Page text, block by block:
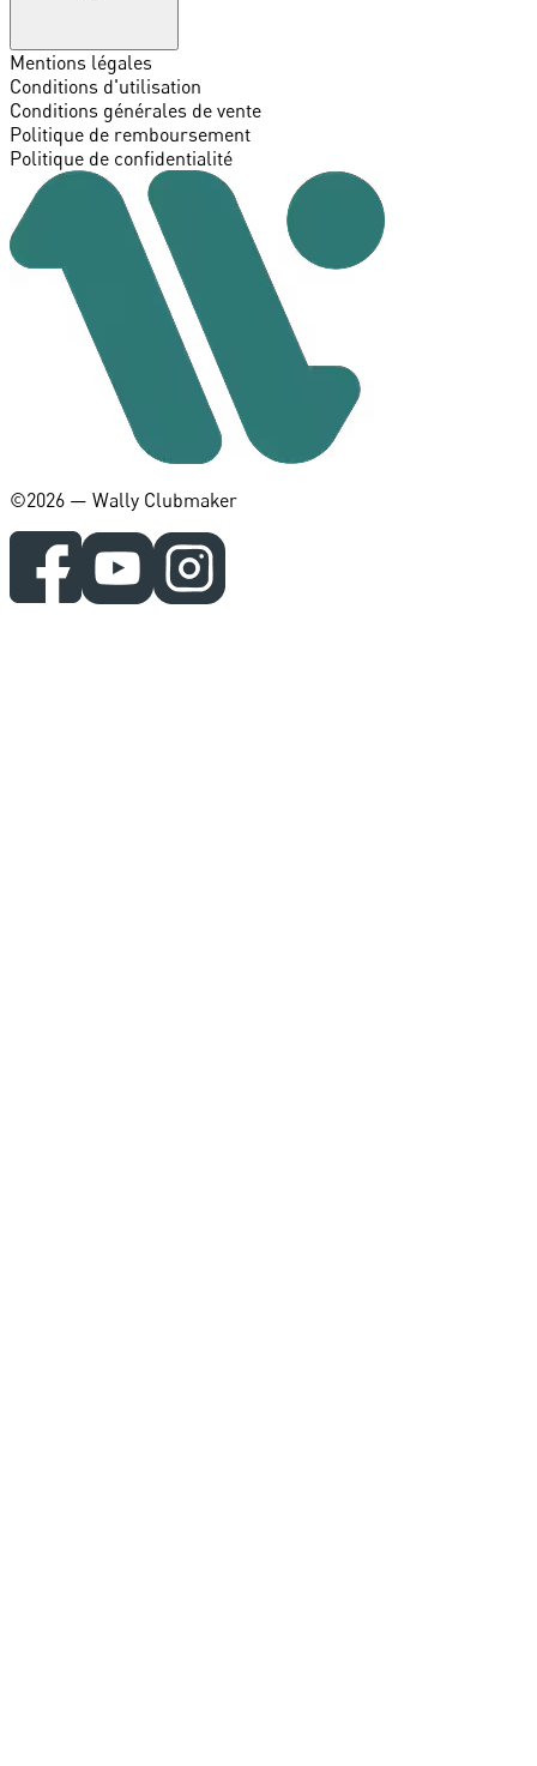
Mentions légales
Conditions d'utilisation
Conditions générales de vente
Politique de remboursement
Politique de confidentialité
©️2026 — Wally Clubmaker